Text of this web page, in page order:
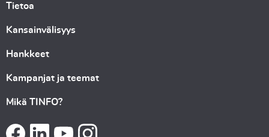
Tietoa
Kansainvälisyys
Hankkeet
Kampanjat ja teemat
Mikä TINFO?